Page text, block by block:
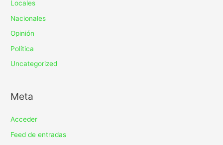
Locales
Nacionales
Opinión
Política
Uncategorized
Meta
Acceder
Feed de entradas